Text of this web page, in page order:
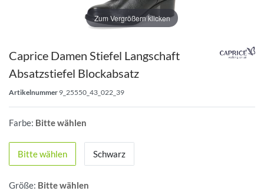
Zum Vergrößern klicken
Caprice Damen Stiefel Langschaft
Absatzstiefel Blockabsatz
Artikelnummer 9_25550_43_022_39
Farbe: Bitte wählen
Bitte wählen Schwarz
Größe: Bitte wählen